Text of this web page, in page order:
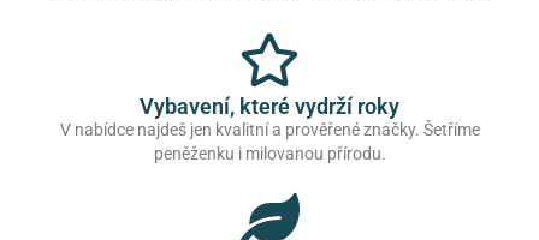
Vybavení, které vydrží roky
V nabídce najdeš jen kvalitní a prověřené značky. Šetříme
peněženku i milovanou přírodu.